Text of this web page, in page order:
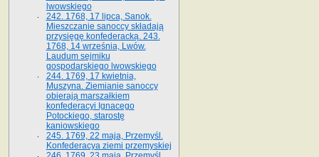
lwowskiego
242. 1768, 17 lipca, Sanok.
Mieszczanie sanoccy składają
przysięgę konfederacką. 243.
1768, 14 września, Lwów.
Laudum sejmiku
gospodarskiego lwowskiego
244. 1769, 17 kwietnia,
Muszyna. Ziemianie sanoccy
obierają marszałkiem
konfederacyi Ignacego
Potockiego, starostę
kaniowskiego
245. 1769, 22 maja, Przemyśl.
Konfederacya ziemi przemyskiej